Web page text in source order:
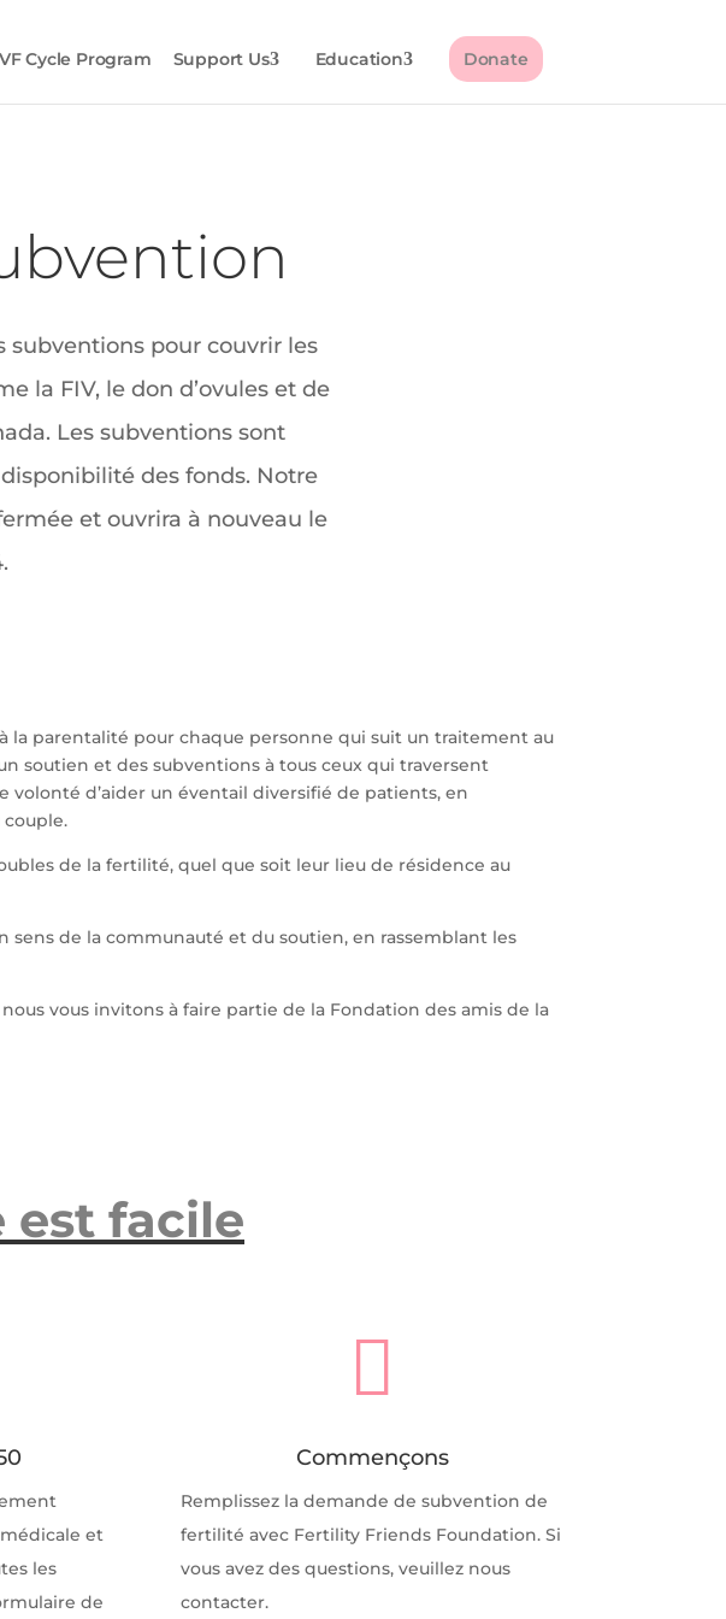
Cycle Program Support Us Education Donate
subventions pour couvrir les
la FIV, le don d’ovules et de
Les subventions sont
des fonds. Notre
et ouvrira à nouveau le
la parentalité pour chaque personne qui suit un traitement au
soutien et des subventions à tous ceux qui traversent
d’aider un éventail diversifié de patients, en
de la fertilité, quel que soit leur lieu de résidence au
sens de la communauté et du soutien, en rassemblant les
vous invitons à faire partie de la Fondation des amis de la
est facile
et
les
de

Commençons
Remplissez la demande de subvention de
fertilité avec Fertility Friends Foundation. Si
vous avez des questions, veuillez nous
contacter.